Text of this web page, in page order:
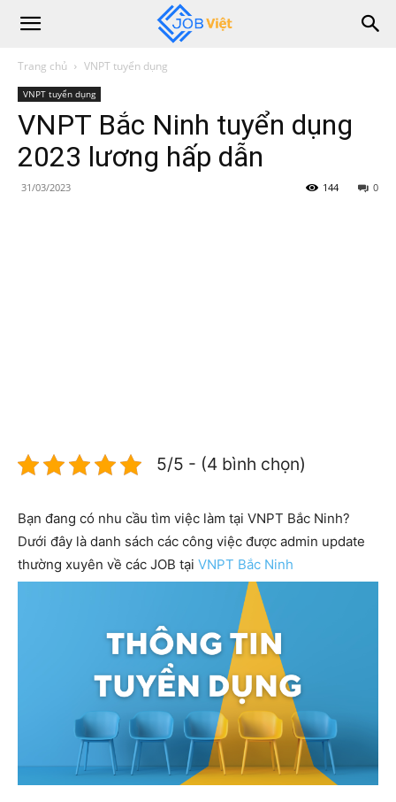
Trang chủ VNPT tuyển dụng
VNPT tuyển dụng
VNPT Bắc Ninh tuyển dụng
2023 lương hấp dẫn
31/03/2023 0
144
5/5 - (4 bình chọn)
Bạn đang có nhu cầu tìm việc làm tại VNPT Bắc Ninh?
Dưới đây là danh sách các công việc được admin update
thường xuyên về các JOB tại VNPT Bắc Ninh